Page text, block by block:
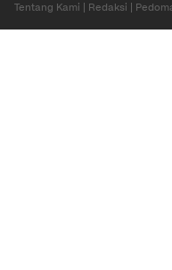
Tentang Kami Redaksi